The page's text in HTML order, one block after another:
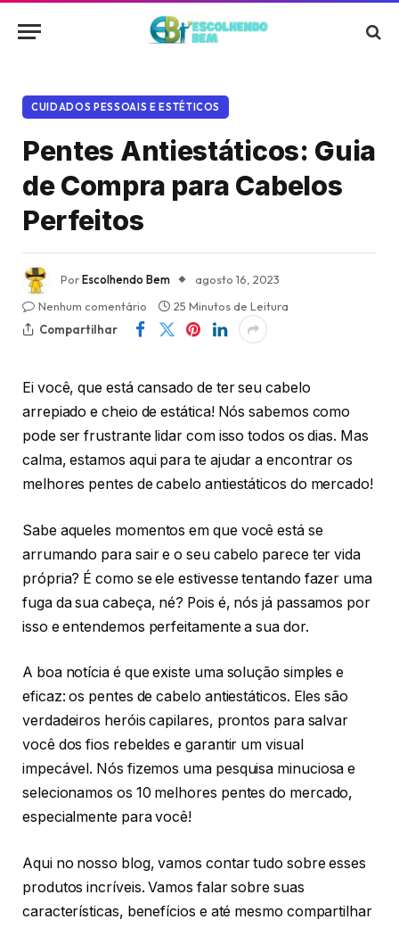
CUIDADOS PESSOAIS E ESTÉTICOS
Pentes Antiestáticos: Guia
de Compra para Cabelos
Perfeitos
PorEscolhendo Bem
agosto 16, 2023
Nenhum comentário
25 Minutos de Leitura
Compartilhar
Ei você, que está cansado de ter seu cabelo
arrepiado e cheio de estática! Nós sabemos como
pode ser frustrante lidar com isso todos os dias. Mas
calma, estamos aqui para te ajudar a encontrar os
melhores pentes de cabelo antiestáticos do mercado!
Sabe aqueles momentos em que você está se
arrumando para sair e o seu cabelo parece ter vida
própria? É como se ele estivesse tentando fazer uma
fuga da sua cabeça, né? Pois é, nós já passamos por
isso e entendemos perfeitamente a sua dor.
A boa notícia é que existe uma solução simples e
eficaz: os pentes de cabelo antiestáticos. Eles são
verdadeiros heróis capilares, prontos para salvar
você dos fios rebeldes e garantir um visual
impecável. Nós fizemos uma pesquisa minuciosa e
selecionamos os 10 melhores pentes do mercado,
especialmente para você!
Aqui no nosso blog, vamos contar tudo sobre esses
produtos incríveis. Vamos falar sobre suas
características, benefícios e até mesmo compartilhar